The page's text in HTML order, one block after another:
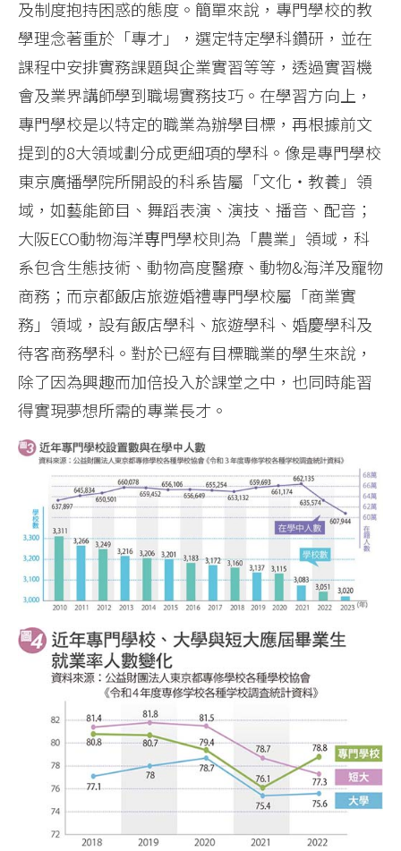
及制度抱持困惑的態度。簡單來說，專門學校的教
學理念著重於「專才」，選定特定學科鑽研，並在
課程中安排實務課題與企業實習等等，透過實習機
會及業界講師學到職場實務技巧。在學習方向上，
專門學校是以特定的職業為辦學目標，再根據前文
提到的8大領域劃分成更細項的學科。像是專門學校
東京廣播學院所開設的科系皆屬「文化‧教養」領
域，如藝能節目、舞蹈表演、演技、播音、配音；
大阪ECO動物海洋専門學校則為「農業」領域，科
系包含生態技術、動物高度醫療、動物&海洋及寵物
商務；而京都飯店旅遊婚禮專門學校屬「商業實
務」領域，設有飯店學科、旅遊學科、婚慶學科及
待客商務學科。對於已經有目標職業的學生來說，
除了因為興趣而加倍投入於課堂之中，也同時能習
得實現夢想所需的專業長才。